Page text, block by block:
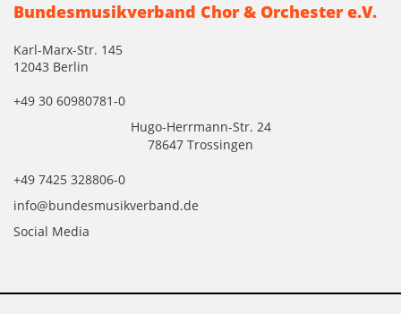
Bundesmusikverband Chor & Orchester e.V.
Karl-Marx-Str. 145
12043 Berlin
+49 30 60980781-0
Hugo-Herrmann-Str. 24
78647 Trossingen
+49 7425 328806-0
info@bundesmusikverband.de
Social Media